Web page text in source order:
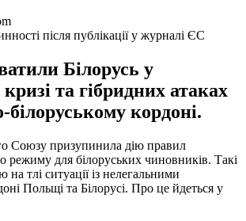
після публікації у журналі ЄС
Білорусь у
кризі та гібридних атаках
білоруському кордоні.
Союзу призупинила дію правил
режиму для білоруських чиновників. Такі
на тлі ситуації із нелегальними
Польщі та Білорусі. Про це йдеться у